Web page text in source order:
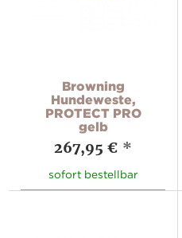
Browning
Hundeweste,
PROTECT PRO
gelb
267,95 € *
sofort bestellbar